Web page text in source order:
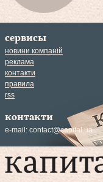
сервисы
новини компаній
реклама
контакти
правила
rss
контакти
e-mail: contact@capital.ua